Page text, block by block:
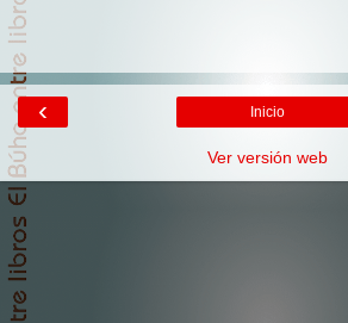
‹ Inicio
Ver versión web